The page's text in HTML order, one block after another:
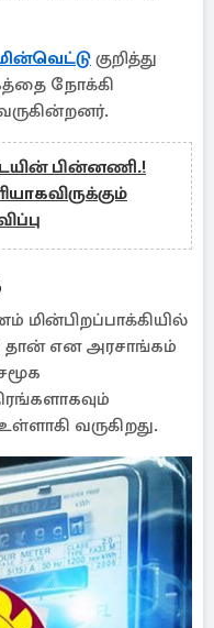
குறித்து
நோக்கி
பின்னணி.!
மின்பிறப்பாக்கியில்
தான் என அரசாங்கம்
வருகிறது.